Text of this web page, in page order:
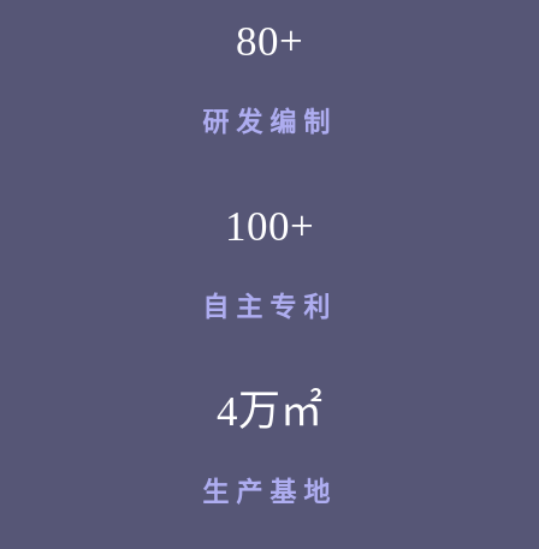
80+
研发编制
100+
自主专利
4万㎡
生产基地